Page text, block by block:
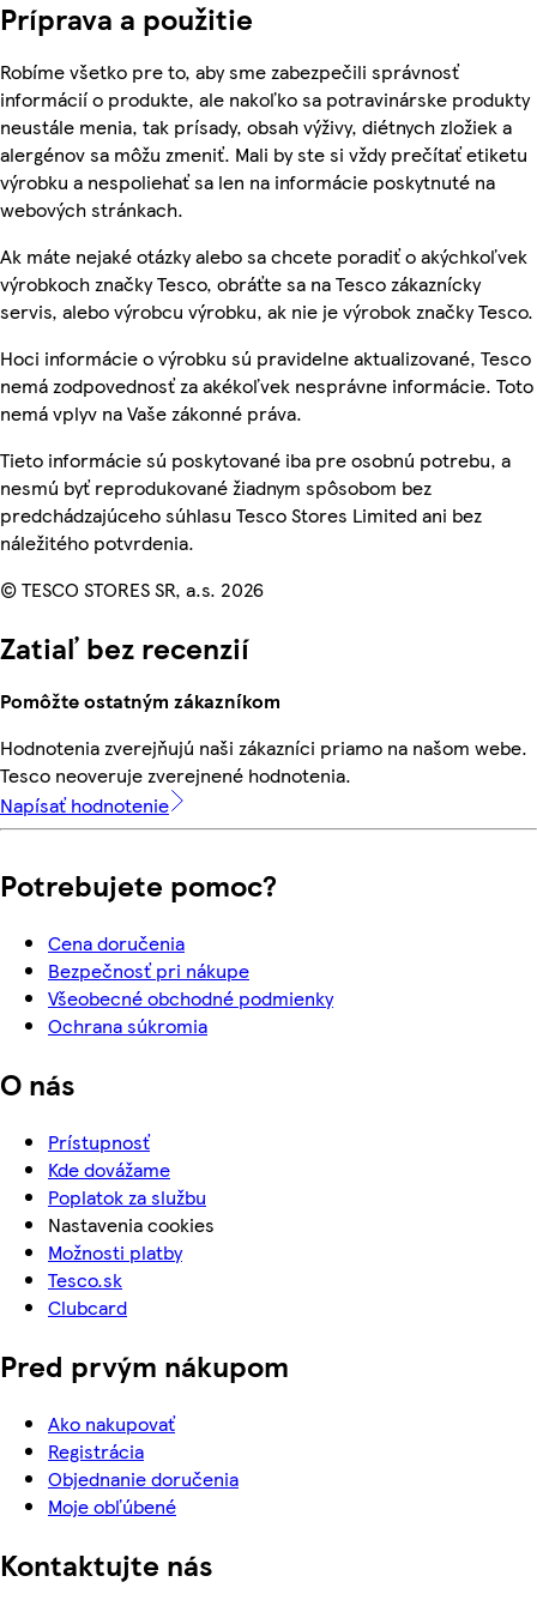
Príprava a použitie
Robíme všetko pre to, aby sme zabezpečili správnosť
informácií o produkte, ale nakoľko sa potravinárske produkty
neustále menia, tak prísady, obsah výživy, diétnych zložiek a
alergénov sa môžu zmeniť. Mali by ste si vždy prečítať etiketu
výrobku a nespoliehať sa len na informácie poskytnuté na
webových stránkach.
Ak máte nejaké otázky alebo sa chcete poradiť o akýchkoľvek
výrobkoch značky Tesco, obráťte sa na Tesco zákaznícky
servis, alebo výrobcu výrobku, ak nie je výrobok značky Tesco.
Hoci informácie o výrobku sú pravidelne aktualizované, Tesco
nemá zodpovednosť za akékoľvek nesprávne informácie. Toto
nemá vplyv na Vaše zákonné práva.
Tieto informácie sú poskytované iba pre osobnú potrebu, a
nesmú byť reprodukované žiadnym spôsobom bez
predchádzajúceho súhlasu Tesco Stores Limited ani bez
náležitého potvrdenia.
© TESCO STORES SR, a.s. 2026
Zatiaľ bez recenzií
Pomôžte ostatným zákazníkom
Hodnotenia zverejňujú naši zákazníci priamo na našom webe.
Tesco neoveruje zverejnené hodnotenia.
Napísať hodnotenie
Potrebujete pomoc?
Cena doručenia
Bezpečnosť pri nákupe
Všeobecné obchodné podmienky
Ochrana súkromia
O nás
Prístupnosť
Kde dovážame
Poplatok za službu
Nastavenia cookies
Možnosti platby
Tesco.sk
Clubcard
Pred prvým nákupom
Ako nakupovať
Registrácia
Objednanie doručenia
Moje obľúbené
Kontaktujte nás